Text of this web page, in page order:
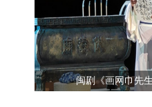
闽剧《画网巾先